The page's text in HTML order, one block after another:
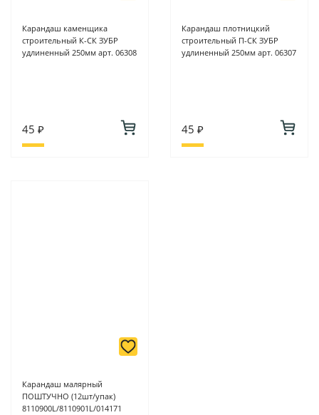
Карандаш каменщика
строительный К-СК ЗУБР
удлиненный 250мм арт. 06308
45 ₽
Карандаш плотницкий
строительный П-СК ЗУБР
удлиненный 250мм арт. 06307
45 ₽
Карандаш малярный
ПОШТУЧНО (12шт/упак)
8110900L/8110901L/014171